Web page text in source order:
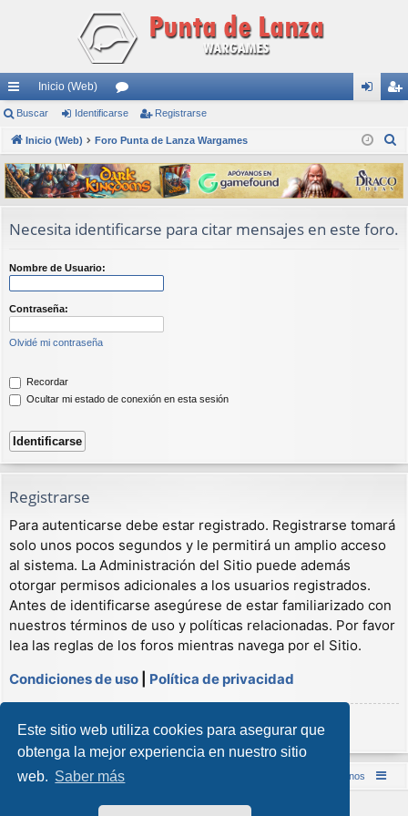
Este sitio web utiliza cookies para asegurar que
obtenga la mejor experiencia en nuestro sitio
web. Saber más
nl
ac
es
rá
pi
s
Inicio (Web)
or
os nti
fic
ar
se
ist
ra
rs
Buscar Identificarse Registrarse
Inicio (Web) Foro Punta de Lanza Wargames
s
c
Necesita identificarse para citar mensajes en este foro.
Nombre de Usuario:
Contraseña:
Olvidé mi contraseña
Recordar
Ocultar mi estado de conexión en esta sesión
Registrarse
Para autenticarse debe estar registrado. Registrarse tomará
solo unos pocos segundos y le permitirá un amplio acceso
al sistema. La Administración del Sitio puede además
otorgar permisos adicionales a los usuarios registrados.
Antes de identificarse asegúrese de estar familiarizado con
nuestros términos de uso y políticas relacionadas. Por favor
lea las reglas de los foros mientras navega por el Sitio.
Condiciones de uso
Política de privacidad
Registrarse
Inicio (Web) Foro Punta de Lanza Wargames Contáctenos
Desarrollado porphpBB® Forum Software © phpBB Limited